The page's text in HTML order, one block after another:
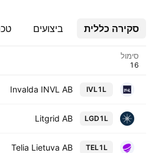
סקירה כללית ביצועים
סימול
IVL1L
Invalda INVL AB
LGD1L
Litgrid AB
TEL1L
Telia Lietuva AB